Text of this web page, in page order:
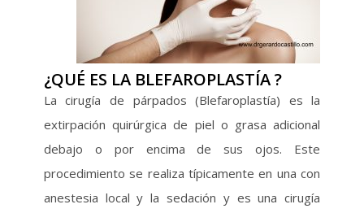
¿QUÉ ES LA BLEFAROPLASTÍA ?
La cirugía de párpados (Blefaroplastía) es la
extirpación quirúrgica de piel o grasa adicional
debajo o por encima de sus ojos. Este
procedimiento se realiza típicamente en una con
anestesia local y la sedación y es una cirugía